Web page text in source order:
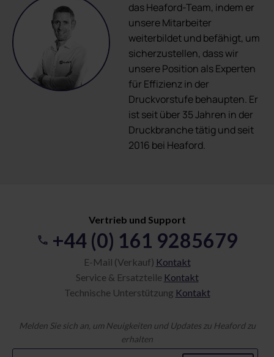
das Heaford-Team, indem er
unsere Mitarbeiter
weiterbildet und befähigt, um
sicherzustellen, dass wir
unsere Position als Experten
für Effizienz in der
Druckvorstufe behaupten. Er
ist seit über 35 Jahren in der
Druckbranche tätig und seit
2016 bei Heaford.
Vertrieb und Support
+44 (0) 161 9285679
E-Mail (Verkauf) Kontakt
Service & Ersatzteile Kontakt
Technische Unterstützung Kontakt
Melden Sie sich an, um Neuigkeiten und Updates zu Heaford zu
erhalten